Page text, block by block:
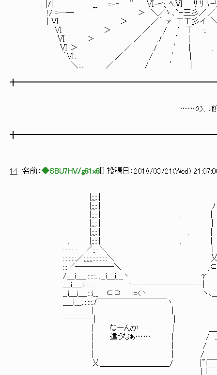
. |/| __ =-‐ ¨ Ⅵ-‐':, ﾍ.Ⅵ ﾘ ﾘ ﾘ
!/!=--― ￣ ＞ ＼／ゝ､`ｰ三彡／.
|_Ⅵ ＞ ／｀ ァ.._工工
Ⅵ ＞ ／ / ′Τ :.
Ⅵ ＞ ／ ./ ′ | .
Ⅵ ＞ ／ / ′ | .
｀Ⅵ､ ／ / ′ | .
＼:.､ ／ / ′ | ／
……の、地
14 名前： ◆SBU7HV/g81x8 ] 投稿日： 2018/03/21(Wed)
|;;;::|
|;;;::| /￣￣￣￣￣￣
|;;;::| . | |二
|;;;::| | |≡|
|;;;::| . | うーん
.. |;;:::| . | |
:::::::..:.....／;;:::＼
:::::::::／;;;;;;::::::::::＼ 乂＿＿＿＿
:::／─────＼ ,⊂⊃, | 二二二二
/＿i＿_::::::....__i＿i___ヽ γ ヽ| ||~|ﾆ
＿i＿_i:::::::... ヽ‐───────‐‐‐| ..:::il ||~|ﾆ
__i＿i＿,:::i__ ⊂⊃ l=<ヽ ヽ､＿_,,ノ|_二
＿_i___,::::::./￣￣￣￣￣￣￣￣￣ヽ ｢l
────| | ￣
| なーんか | ＿_||＿_||＿
| 違うなぁ…… | / .△ (__)
| | / ⊂⊃ 〈__〉
| | / l__｢ φ ф
乂＿＿＿＿＿＿＿＿＿/ |~l￣￣￣￣￣